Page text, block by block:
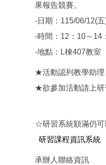
果報告競賽。
-日期：115/06/12(
-時間：12：10～14
-地點：L棟407教室
★活動認列教學助理
★欲參加活動請上研
☆研習系統額滿仍可
研習課程資訊系統
承辦人聯絡資訊